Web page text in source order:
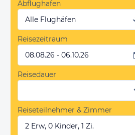
Abflughafen
Alle Flughäfen
Reisezeitraum
08.08.26 - 06.10.26
Reisedauer
Reiseteilnehmer & Zimmer
2 Erw, 0 Kinder, 1 Zi.